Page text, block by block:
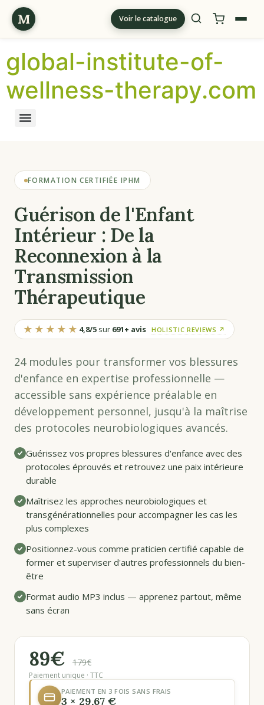
M Voir le catalogue
global-institute-of-
wellness-therapy.com
FORMATION CERTIFIÉE IPHM
Guérison de l'Enfant
Intérieur : De la
Reconnexion à la
Transmission
Thérapeutique
★★★★★ 4,8/5 sur 691+ avis HOLISTIC REVIEWS ↗
24 modules pour transformer vos blessures
d'enfance en expertise professionnelle —
accessible sans expérience préalable en
développement personnel, jusqu'à la maîtrise
des protocoles neurobiologiques avancés.
Guérissez vos propres blessures d'enfance avec des
protocoles éprouvés et retrouvez une paix intérieure
durable
Maîtrisez les approches neurobiologiques et
transgénérationnelles pour accompagner les cas les
plus complexes
Positionnez-vous comme praticien certifié capable de
former et superviser d'autres professionnels du bien-
être
Format audio MP3 inclus — apprenez partout, même
sans écran
89€ 179€
Paiement unique · TTC
PAIEMENT EN 3 FOIS SANS FRAIS
3 × 29,67 €